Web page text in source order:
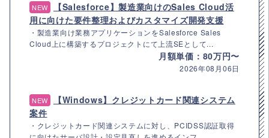
NEW
【Salesforce】製造業向けのSales Cloud活
用に向けた要件整理およびカスタマイズ開発支援
・製造業向け業務アプリケーションをSalesforce Sales
Cloud上に構築するプロジェクトにて上流SEとして...
月額単価：80万円〜
2026年08月06日
NEW
【Windows】クレジットカード関連システム
案件
・クレジットカード関連システムに対し、PCIDSS認証取得